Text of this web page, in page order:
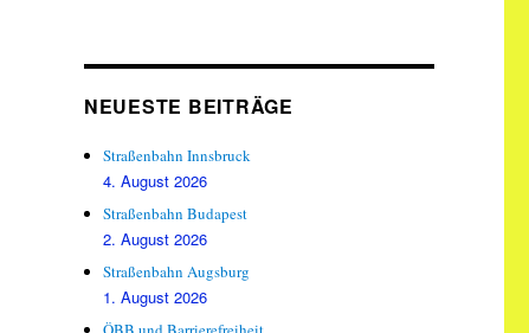
NEUESTE BEITRÄGE
Straßenbahn Innsbruck
4. August 2026
Straßenbahn Budapest
2. August 2026
Straßenbahn Augsburg
1. August 2026